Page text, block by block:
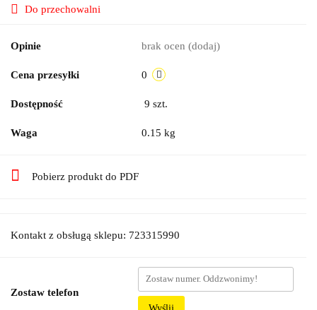
Do przechowalni
Opinie brak ocen (dodaj)
Cena przesyłki 0
Dostępność 9 szt.
Waga 0.15 kg
Pobierz produkt do PDF
Kontakt z obsługą sklepu: 723315990
Zostaw telefon
Wyślij